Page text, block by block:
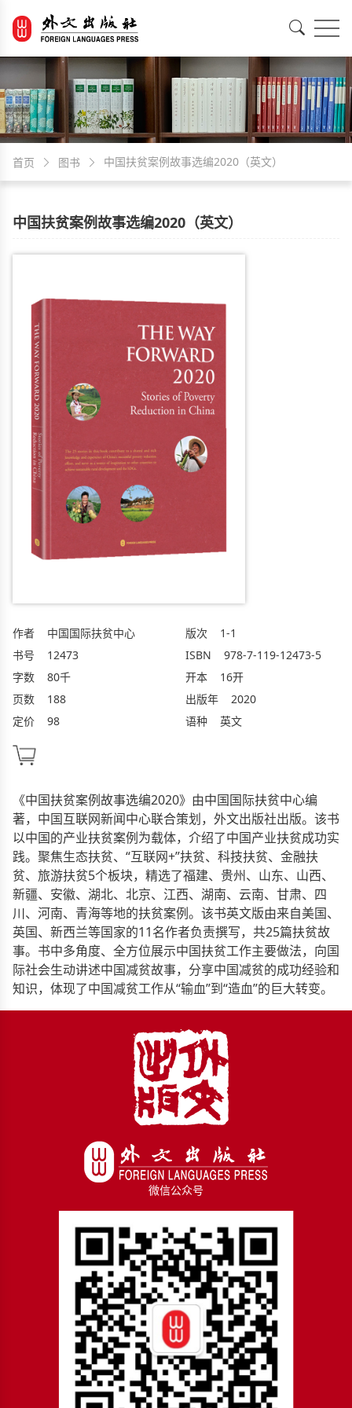
首页 图书 中国扶贫案例故事选编2020（英文）
中国扶贫案例故事选编2020（英文）
作者
中国国际扶贫中心
书号
12473
字数
80千
页数
188
定价
98
版次
1-1
ISBN
978-7-119-12473-5
开本
16开
出版年
2020
语种
英文
《中国扶贫案例故事选编2020》由中国国际扶贫中心编
著，中国互联网新闻中心联合策划，外文出版社出版。该书
以中国的产业扶贫案例为载体，介绍了中国产业扶贫成功实
践。聚焦生态扶贫、“互联网+”扶贫、科技扶贫、金融扶
贫、旅游扶贫5个板块，精选了福建、贵州、山东、山西、
新疆、安徽、湖北、北京、江西、湖南、云南、甘肃、四
川、河南、青海等地的扶贫案例。该书英文版由来自美国、
英国、新西兰等国家的11名作者负责撰写，共25篇扶贫故
事。书中多角度、全方位展示中国扶贫工作主要做法，向国
际社会生动讲述中国减贫故事，分享中国减贫的成功经验和
知识，体现了中国减贫工作从“输血”到“造血”的巨大转变。
微信公众号